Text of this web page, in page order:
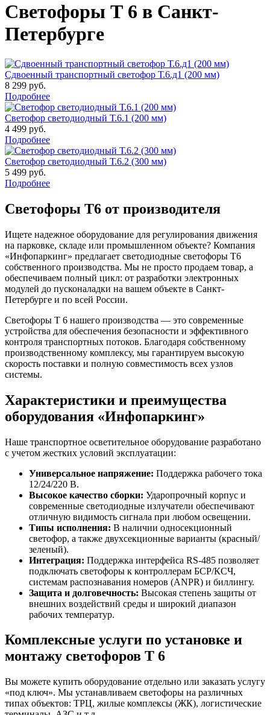
Светофоры Т 6 в Санкт-
Петербурге
Сдвоенный транспортный светофор Т.6.д1 (200 мм)
8 299 руб.
Подробнее
Светофор светодиодный Т.6.1 (200 мм)
4 499 руб.
Подробнее
Светофор светодиодный Т.6.2 (300 мм)
5 499 руб.
Подробнее
Светофоры Т6 от производителя
Ищете надежное оборудование для регулирования движения
на парковке, складе или промышленном объекте? Компания
«Инфопаркинг» предлагает светодиодные светофоры Т6
собственного производства. Мы не просто продаем товар, а
обеспечиваем полный цикл: от разработки электронных
модулей до пусконаладки на вашем объекте в Санкт-
Петербурге и по всей России.
Светофоры Т 6 нашего производства — это современные
устройства для обеспечения безопасности и эффективного
контроля транспортных потоков. Благодаря собственному
производственному комплексу, мы гарантируем высокую
скорость поставки и полную совместимость всех узлов
системы.
Характеристики и преимущества
оборудования «Инфопаркинг»
Наше транспортное осветительное оборудование разработано
с учетом жестких условий эксплуатации:
Универсальное напряжение: Поддержка рабочего тока
12/24/220 В.
Высокое качество сборки: Ударопрочный корпус и
современные светодиодные излучатели обеспечивают
отличную видимость сигнала при любом освещении.
Типы исполнения: В наличии односекционный
светофор, а также двухсекционные варианты (красный/
зеленый).
Интеграция: Поддержка интерфейса RS-485 позволяет
подключать светофоры к контроллерам БСР/КСЧ,
системам распознавания номеров (ANPR) и биллингу.
Защита и долговечность: Высокая степень защиты от
внешних воздействий среды и широкий диапазон
рабочих температур.
Комплексные услуги по установке и
монтажу светофоров Т 6
Вы можете купить оборудование отдельно или заказать услугу
«под ключ». Мы устанавливаем светофоры на различных
типах объектов: ТРЦ, жилые комплексы (ЖК), логистические